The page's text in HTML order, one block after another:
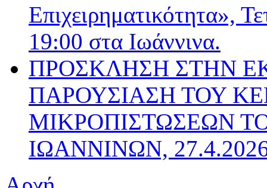
Επιχειρηματικότητα»,
19:00 στα Ιωάννινα.
ΠΡΟΣΚΛΗΣΗ ΣΤΗΝ
ΠΑΡΟΥΣΙΑΣΗ ΤΟΥ
ΜΙΚΡΟΠΙΣΤΩΣΕΩΝ
ΙΩΑΝΝΙΝΩΝ,